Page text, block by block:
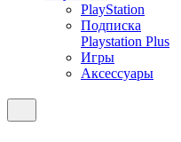
PlayStation
Подписка
Playstation Plus
Игры
Аксессуары